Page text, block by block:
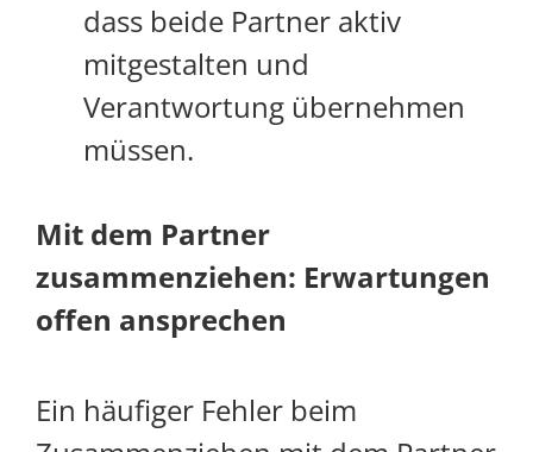
dass beide Partner aktiv
mitgestalten und
Verantwortung übernehmen
müssen.
Mit dem Partner
zusammenziehen: Erwartungen
offen ansprechen
Ein häufiger Fehler beim